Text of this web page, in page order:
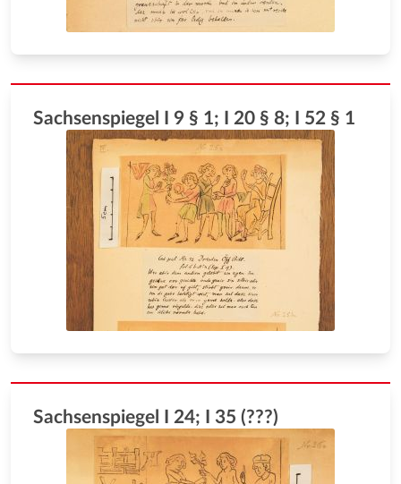
Sachsenspiegel I 9 § 1; I 20 § 8; I 52 § 1
Sachsenspiegel I 24; I 35 (???)